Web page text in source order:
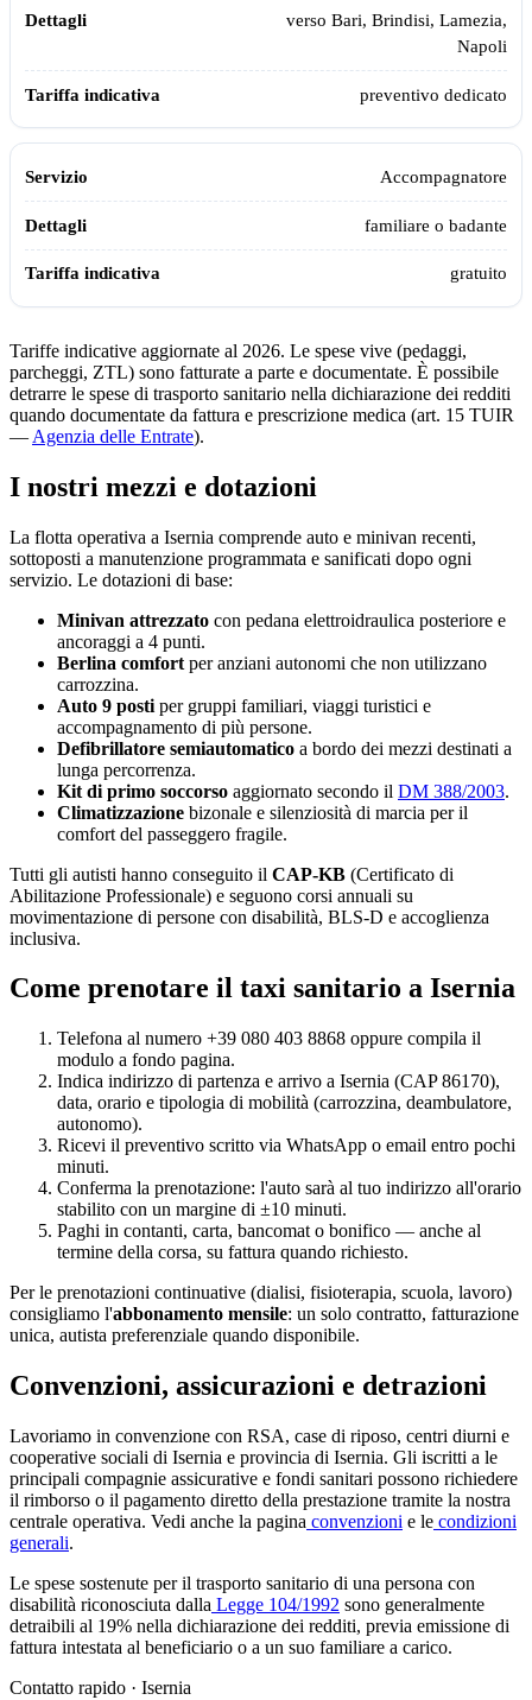
verso Bari, Brindisi, Lamezia,
Napoli
preventivo dedicato
Accompagnatore
familiare o badante
gratuito
Tariffe indicative aggiornate al 2026. Le spese vive (pedaggi,
parcheggi, ZTL) sono fatturate a parte e documentate. È possibile
detrarre le spese di trasporto sanitario nella dichiarazione dei redditi
quando documentate da fattura e prescrizione medica (art. 15 TUIR
— Agenzia delle Entrate).
I nostri mezzi e dotazioni
La flotta operativa a Isernia comprende auto e minivan recenti,
sottoposti a manutenzione programmata e sanificati dopo ogni
servizio. Le dotazioni di base:
Minivan attrezzato con pedana elettroidraulica posteriore e
ancoraggi a 4 punti.
Berlina comfort per anziani autonomi che non utilizzano
carrozzina.
Auto 9 posti per gruppi familiari, viaggi turistici e
accompagnamento di più persone.
Defibrillatore semiautomatico a bordo dei mezzi destinati a
lunga percorrenza.
Kit di primo soccorso aggiornato secondo il DM 388/2003.
Climatizzazione bizonale e silenziosità di marcia per il
comfort del passeggero fragile.
Tutti gli autisti hanno conseguito il CAP-KB (Certificato di
Abilitazione Professionale) e seguono corsi annuali su
movimentazione di persone con disabilità, BLS-D e accoglienza
inclusiva.
Come prenotare il taxi sanitario a Isernia
Telefona al numero +39 080 403 8868 oppure compila il
modulo a fondo pagina.
Indica indirizzo di partenza e arrivo a Isernia (CAP86170),
data, orario e tipologia di mobilità (carrozzina, deambulatore,
autonomo).
Ricevi il preventivo scritto via WhatsApp o email entro pochi
minuti.
Conferma la prenotazione: l'auto sarà al tuo indirizzo all'orario
stabilito con un margine di ±10 minuti.
Paghi in contanti, carta, bancomat o bonifico — anche al
termine della corsa, su fattura quando richiesto.
Per le prenotazioni continuative (dialisi, fisioterapia, scuola, lavoro)
consigliamo l'abbonamento mensile: un solo contratto, fatturazione
unica, autista preferenziale quando disponibile.
Convenzioni, assicurazioni e detrazioni
Lavoriamo in convenzione con RSA, case di riposo, centri diurni e
cooperative sociali di Isernia e provincia di Isernia. Gli iscritti a le
principali compagnie assicurative e fondi sanitari possono richiedere
il rimborso o il pagamento diretto della prestazione tramite la nostra
centrale operativa. Vedi anche la pagina convenzioni e le condizioni
generali.
Le spese sostenute per il trasporto sanitario di una persona con
disabilità riconosciuta dalla Legge 104/1992 sono generalmente
detraibili al 19% nella dichiarazione dei redditi, previa emissione di
fattura intestata al beneficiario o a un suo familiare a carico.
Contatto rapido · Isernia